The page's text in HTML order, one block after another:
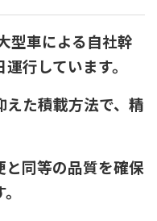
型車による自社幹
行しています。
た積載方法で、精
同等の品質を確保